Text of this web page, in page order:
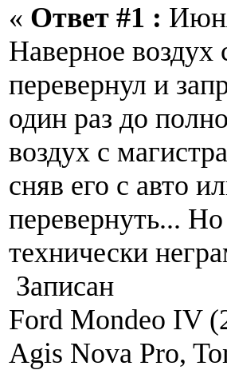
« Ответ #1 :
Наверное
перевернул и
один раз до
воздух с
сняв его с авто
перевернуть...
технически
Записан
Ford Mondeo IV
Agis Nova Pro,